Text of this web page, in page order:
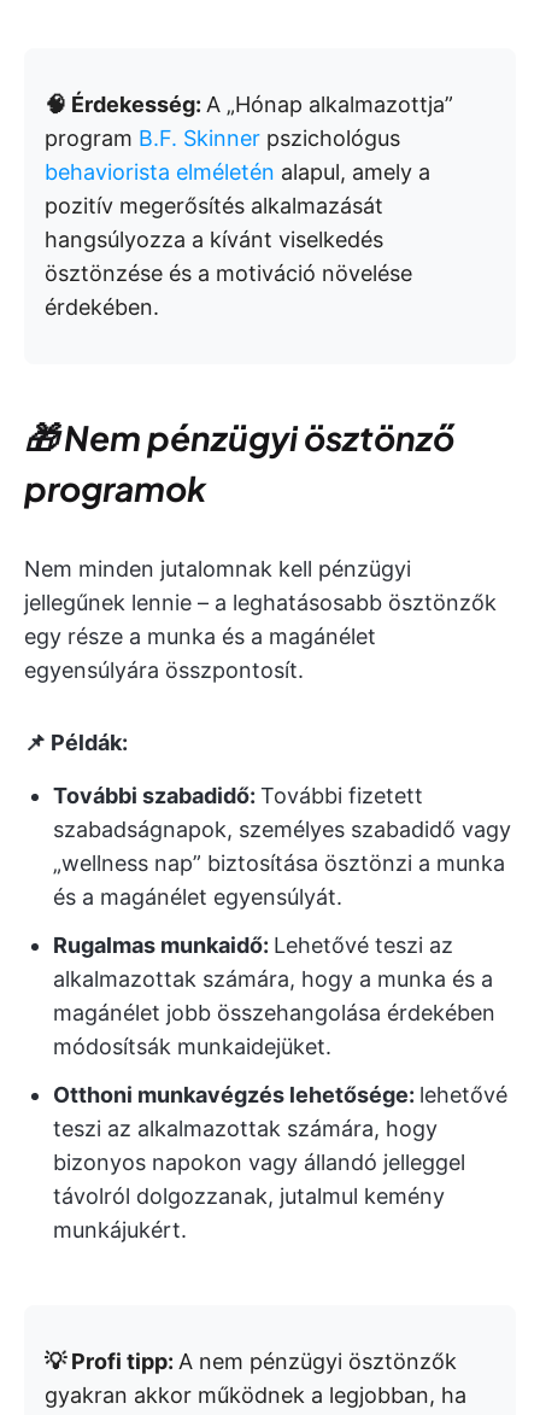
🧠 Érdekesség: A „Hónap alkalmazottja”
program B.F. Skinner pszichológus
behaviorista elméletén alapul, amely a
pozitív megerősítés alkalmazását
hangsúlyozza a kívánt viselkedés
ösztönzése és a motiváció növelése
érdekében.
🎁 Nem pénzügyi ösztönző
programok
Nem minden jutalomnak kell pénzügyi
jellegűnek lennie – a leghatásosabb ösztönzők
egy része a munka és a magánélet
egyensúlyára összpontosít.
📌 Példák:
További szabadidő: További fizetett
szabadságnapok, személyes szabadidő vagy
„wellness nap” biztosítása ösztönzi a munka
és a magánélet egyensúlyát.
Rugalmas munkaidő: Lehetővé teszi az
alkalmazottak számára, hogy a munka és a
magánélet jobb összehangolása érdekében
módosítsák munkaidejüket.
Otthoni munkavégzés lehetősége: lehetővé
teszi az alkalmazottak számára, hogy
bizonyos napokon vagy állandó jelleggel
távolról dolgozzanak, jutalmul kemény
munkájukért.
💡 Profi tipp: A nem pénzügyi ösztönzők
gyakran akkor működnek a legjobban, ha